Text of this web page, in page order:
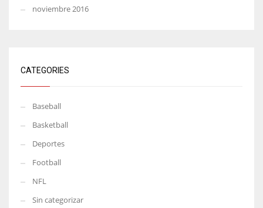
noviembre 2016
CATEGORIES
Baseball
Basketball
Deportes
Football
NFL
Sin categorizar